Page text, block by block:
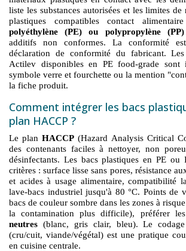
liste les substances autorisées et les limites
plastiques compatibles contact
polyéthylène (PE) ou polypropylène
additifs non conformes. La conformité
déclaration de conformité du fabricant.
Actilev disponibles en PE food-grade sont
symbole verre et fourchette ou la mention
la fiche produit.
Comment intégrer les bacs
plan HACCP ?
Le planHACCP (Hazard Analysis Critical
des contenants faciles à nettoyer, non
désinfectants. Les bacs plastiques en PE ou
critères : surface lisse sans pores, résistance
et acides à usage alimentaire, compatibilité
lave-bacs industriel jusqu'à 80 °C. Points de
bacs de couleur sombre dans les zones à
la contamination plus difficile), préférer les
neutres (blanc, gris clair, bleu). Le
(cru/cuit, viande/végétal) est une pratique
en cuisine centrale.